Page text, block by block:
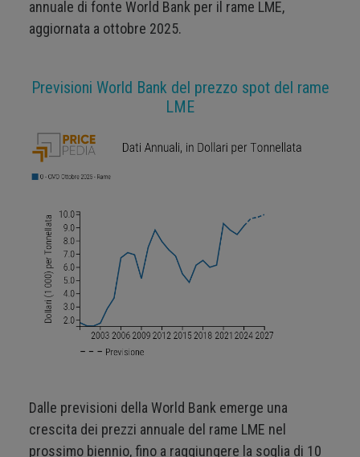
annuale di fonte World Bank per il rame LME,
aggiornata a ottobre 2025.
Previsioni World Bank del prezzo spot del rame
LME
Dalle previsioni della World Bank emerge una
crescita dei prezzi annuale del rame LME nel
prossimo biennio, fino a raggiungere la soglia di 10